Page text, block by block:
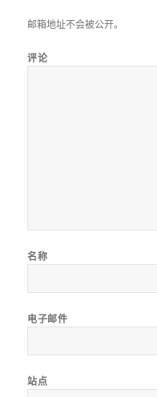
邮箱地址不会被公开。
评论
名称
电子邮件
站点